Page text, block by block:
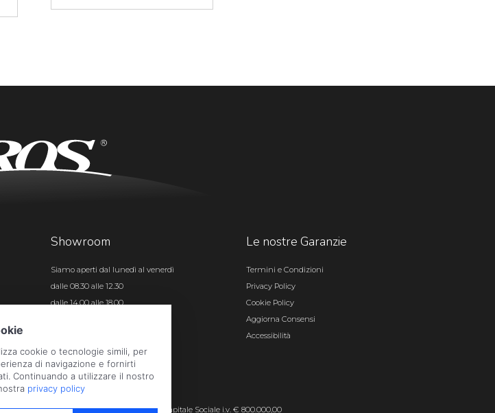
Showroom
Siamo aperti dal lunedì al venerdì
dalle 08.30 alle 12.30
dalle 14.00 alle 18.00
Le nostre Garanzie
Termini e Condizioni
Privacy Policy
Cookie Policy
Aggiorna Consensi
Accessibilità
imprese di Bergamo n. 01496180165 · Capitale Sociale i.v. € 800.000,00